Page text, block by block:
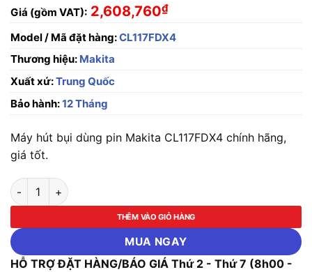
Giá (gồm VAT): 2,608,760₫
Model / Mã đặt hàng:CL117FDX4
Thương hiệu: Makita
Xuất xứ:Trung Quốc
Bảo hành:12 Tháng
Máy hút bụi dùng pin Makita CL117FDX4 chính hãng,
giá tốt.
Máy hút bụi dùng pin Makita CL117FDX4 số lượng
THÊM VÀO GIỎ HÀNG
MUA NGAY
HỖ TRỢ ĐẶT HÀNG/BÁO GIÁ Thứ 2 - Thứ 7 (8h00 -